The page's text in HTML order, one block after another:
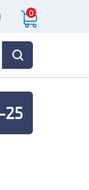
0
25